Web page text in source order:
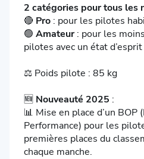
2 catégories pour tous les
🔴 Pro : pour les pilotes
🟢 Amateur: pour les
pilotes avec un état
⚖️ Poids pilote : 85 kg
🆕 Nouveauté 2025 :
📊 Mise en place d’un BOP
Performance) pour les
premières places du
chaque manche.